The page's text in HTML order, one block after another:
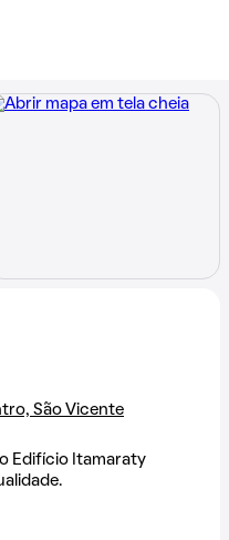
São Vicente
Edifício Itamaraty